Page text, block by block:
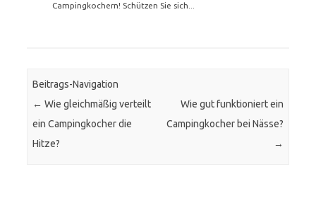
Campingkochern! Schützen Sie sich...
Beitrags-Navigation
← Wie gleichmäßig verteilt
ein Campingkocher die
Hitze?
Wie gut funktioniert ein
Campingkocher bei Nässe?
→